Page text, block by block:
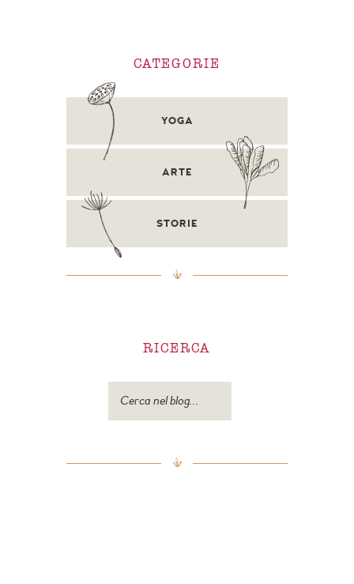
CATEGORIE
YOGA
ARTE
STORIE
RICERCA